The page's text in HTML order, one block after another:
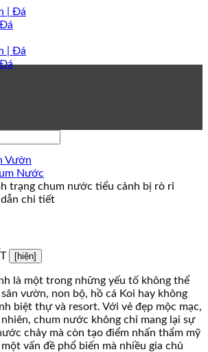
Vườn
Nước
trạng chum nước tiểu cảnh bị rò rỉ
chi tiết
[hiện]
là một trong những yếu tố không thể
vườn, non bộ, hồ cá Koi hay không
biệt thự và resort. Với vẻ đẹp mộc mạc,
chum nước không chỉ mang lại sự
chảy mà còn tạo điểm nhấn thẩm mỹ
vấn đề phổ biến mà nhiều gia chủ